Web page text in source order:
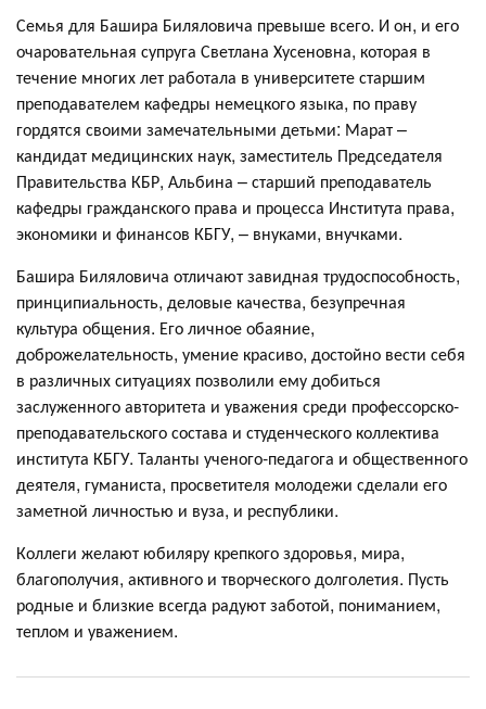
Семья для Башира Биляловича превыше всего. И он, и его
очаровательная супруга Светлана Хусеновна, которая в
течение многих лет работала в университете старшим
преподавателем кафедры немецкого языка, по праву
гордятся своими замечательными детьми: Марат –
кандидат медицинских наук, заместитель Председателя
Правительства КБР, Альбина – старший преподаватель
кафедры гражданского права и процесса Института права,
экономики и финансов КБГУ, – внуками, внучками.
Башира Биляловича отличают завидная трудоспособность,
принципиальность, деловые качества, безупречная
культура общения. Его личное обаяние,
доброжелательность, умение красиво, достойно вести себя
в различных ситуациях позволили ему добиться
заслуженного авторитета и уважения среди профессорско-
преподавательского состава и студенческого коллектива
института КБГУ. Таланты ученого-педагога и общественного
деятеля, гуманиста, просветителя молодежи сделали его
заметной личностью и вуза, и республики.
Коллеги желают юбиляру крепкого здоровья, мира,
благополучия, активного и творческого долголетия. Пусть
родные и близкие всегда радуют заботой, пониманием,
теплом и уважением.